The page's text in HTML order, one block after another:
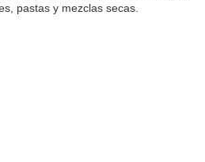
pastas y mezclas secas.